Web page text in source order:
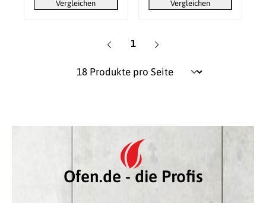
Vergleichen Vergleichen
Seite
1
Ofen.de - die Profis